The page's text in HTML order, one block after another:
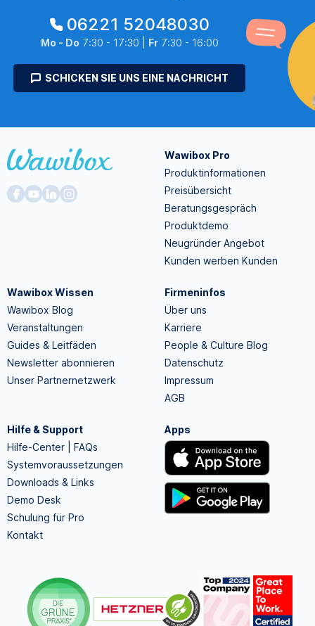
06221 52048030
Mo - Do 7:30 - 17:30 | Fr7:30 - 16:00
SCHICKEN SIE UNS EINE NACHRICHT
Wawibox Pro
Produktinformationen
Preisübersicht
Beratungsgespräch
Produktdemo
Neugründer Angebot
Kunden werben Kunden
Wawibox Wissen
Wawibox Blog
Veranstaltungen
Guides & Leitfäden
Newsletter abonnieren
Unser Partnernetzwerk
Firmeninfos
Über uns
Karriere
People & Culture Blog
Datenschutz
Impressum
AGB
Hilfe & Support
Hilfe-Center | FAQs
Systemvoraussetzungen
Downloads & Links
Demo Desk
Schulung für Pro
Kontakt
Apps